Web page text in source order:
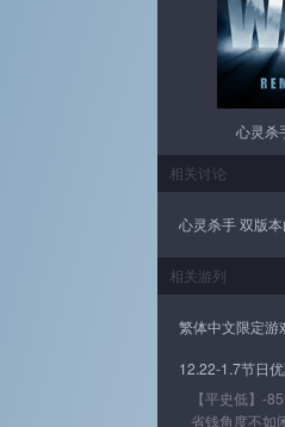
心灵杀
相关讨论
心灵杀手 双版
相关游列
繁体中文限定游
12.22-1.7节日
【平史低】-
省钱角度不如